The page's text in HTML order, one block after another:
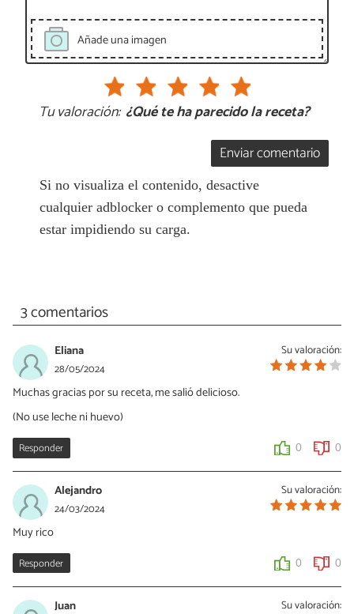
Añade una imagen
Tu valoración: ¿Qué te ha parecido la receta?
Enviar comentario
Si no visualiza el contenido, desactive
cualquier adblocker o complemento que pueda
estar impidiendo su carga.
3 comentarios
Su valoración:
Eliana
28/05/2024
Muchas gracias por su receta, me salió delicioso.
(No use leche ni huevo)
Responder 0 0
Su valoración:
Alejandro
24/03/2024
Muy rico
Responder 0 0
Su valoración:
Juan